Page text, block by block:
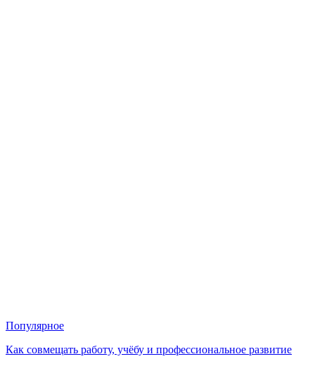
Популярное
Как совмещать работу, учёбу и профессиональное развитие